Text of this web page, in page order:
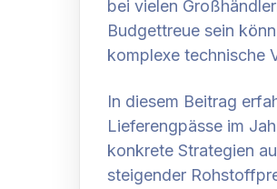
bei vielen
Budgettreue sein
komplexe technische
In diesem Beitrag
Lieferengpässe im
konkrete Strategien
steigender